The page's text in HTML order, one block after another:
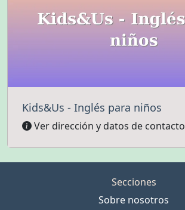
Kids&Us - Inglés para niños
Ver dirección y datos de contacto
Secciones
Sobre nosotros